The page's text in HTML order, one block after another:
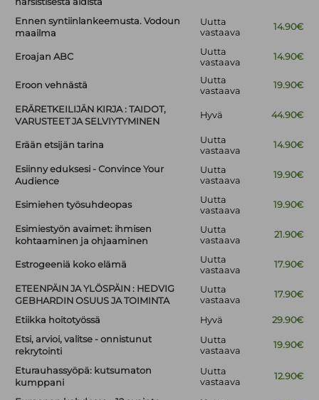
Ennen syntiinlankeemusta. Vodoun
maailma
Uutta
vastaava
14.90€
Eroajan ABC
Uutta
vastaava
14.90€
Eroon vehnästä
Uutta
vastaava
19.90€
ERÄRETKEILIJÄN KIRJA : TAIDOT,
VARUSTEET JA SELVIYTYMINEN
Hyvä 44.90€
Erään etsijän tarina
Uutta
vastaava
14.90€
Esiinny eduksesi - Convince Your
Audience
Uutta
vastaava
19.90€
Esimiehen työsuhdeopas
Uutta
vastaava
19.90€
Esimiestyön avaimet: ihmisen
kohtaaminen ja ohjaaminen
Uutta
vastaava
21.90€
Estrogeeniä koko elämä
Uutta
vastaava
17.90€
ETEENPÄIN JA YLÖSPÄIN : HEDVIG
GEBHARDIN OSUUS JA TOIMINTA
Uutta
vastaava
17.90€
Etiikka hoitotyössä Hyvä
29.90€
Etsi, arvioi, valitse - onnistunut
rekrytointi
Uutta
vastaava
19.90€
Eturauhassyöpä: kutsumaton
kumppani
Uutta
vastaava
12.90€